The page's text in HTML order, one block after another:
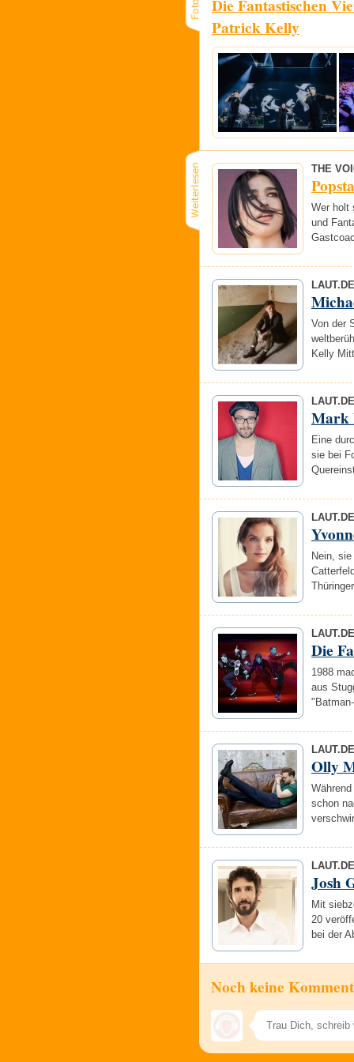
Die Fantastischen
Patrick Kelly
THE
Wer holt
und
Von der
Kelly
Mark
Eine
sie bei
Nein,
Die
1988
aus
Olly
schon
Josh
Mit
20
bei der
Noch keine